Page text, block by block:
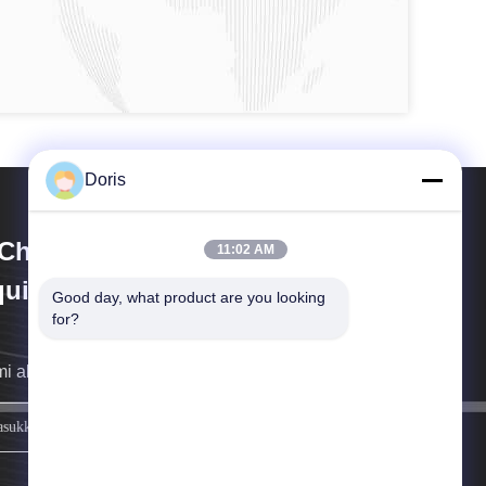
Liangchuan Mechanical
Co.,Ltd
akan menghubungi Anda sesegera mungkin.
Doris
11:02 AM
Good day, what product are you looking
for?